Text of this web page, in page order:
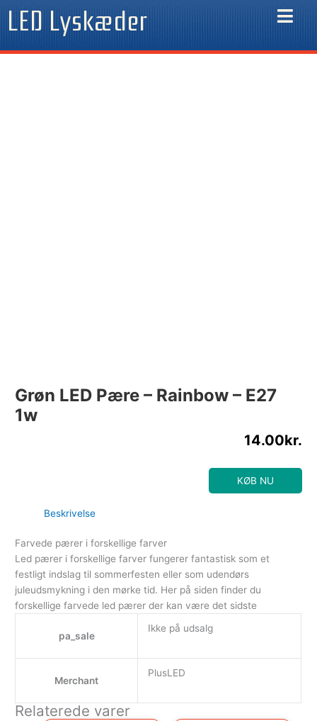
LED Lyskæder
Grøn LED Pære – Rainbow – E27
1w
14.00kr.
KØB NU
Beskrivelse
Farvede pærer i forskellige farver
Led pærer i forskellige farver fungerer fantastisk som et
festligt indslag til sommerfesten eller som udendørs
juleudsmykning i den mørke tid. Her på siden finder du
forskellige farvede led pærer der kan være det sidste
pa_sale
Ikke på udsalg
Merchant
PlusLED
Relaterede varer